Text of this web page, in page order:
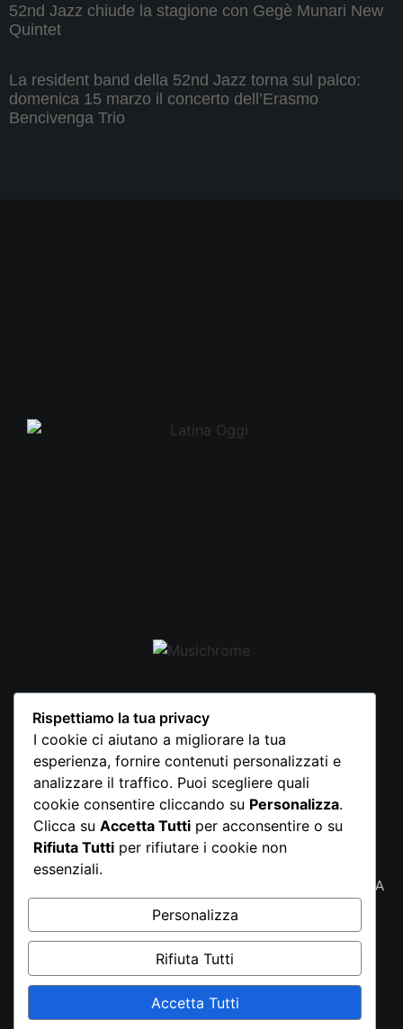
52nd Jazz chiude la stagione con Gegè Munari New
Quintet
La resident band della 52nd Jazz torna sul palco:
domenica 15 marzo il concerto dell’Erasmo
Bencivenga Trio
©2024 Associazione Culturale ENG IN MUSIC | Partita IVA
Privacy Policy |Cookie Policy
Rispettiamo la tua privacy
I cookie ci aiutano a migliorare la tua
esperienza, fornire contenuti personalizzati e
analizzare il traffico. Puoi scegliere quali
cookie consentire cliccando su Personalizza.
Clicca su Accetta Tutti per acconsentire o su
Rifiuta Tutti per rifiutare i cookie non
essenziali.
Personalizza
Rifiuta Tutti
Accetta Tutti